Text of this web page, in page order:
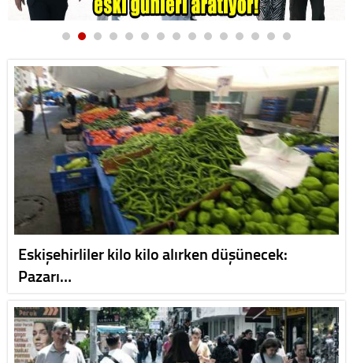
Eskişehirliler kilo kilo alırken düşünecek:
Pazarı…